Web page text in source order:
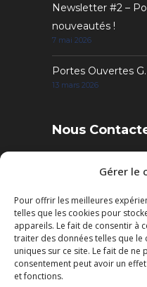
Gérer le
Pour offrir les meilleures
telles que les cookies pour
appareils. Le fait de consentir à
traiter des données telles que
uniques sur ce site. Le fait de
consentement peut avoir un
et fonctions.
Newsletter #2 –
nouveautés !
7 mai 2026
Portes Ouvertes
13 mars 2026
Nous
4 Rue des Sables,
Tél. : 02 51 22 95 52
Fax : 02 51 22 95 50
Mail: